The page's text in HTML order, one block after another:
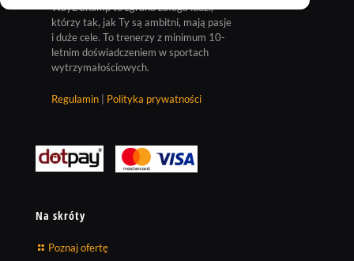
Way2Champ to zgrana załoga ludzi,
którzy tak, jak Ty są ambitni, mają pasje
i duże cele. To trenerzy z minimum 10-
letnim doświadczeniem w sportach
wytrzymałościowych.
Regulamin Polityka prywatności
Na skróty
Poznaj ofertę